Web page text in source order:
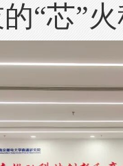
“芯”